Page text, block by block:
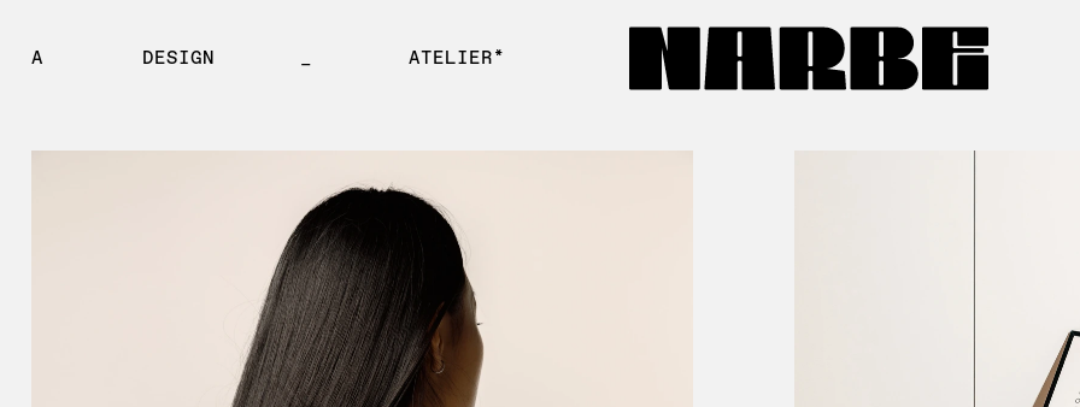
A DESIGN ATELIER*